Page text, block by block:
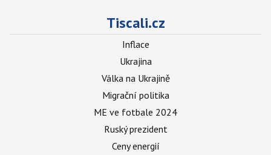
Tiscali.cz
Inflace
Ukrajina
Válka na Ukrajině
Migrační politika
ME ve fotbale 2024
Ruský prezident
Ceny energií